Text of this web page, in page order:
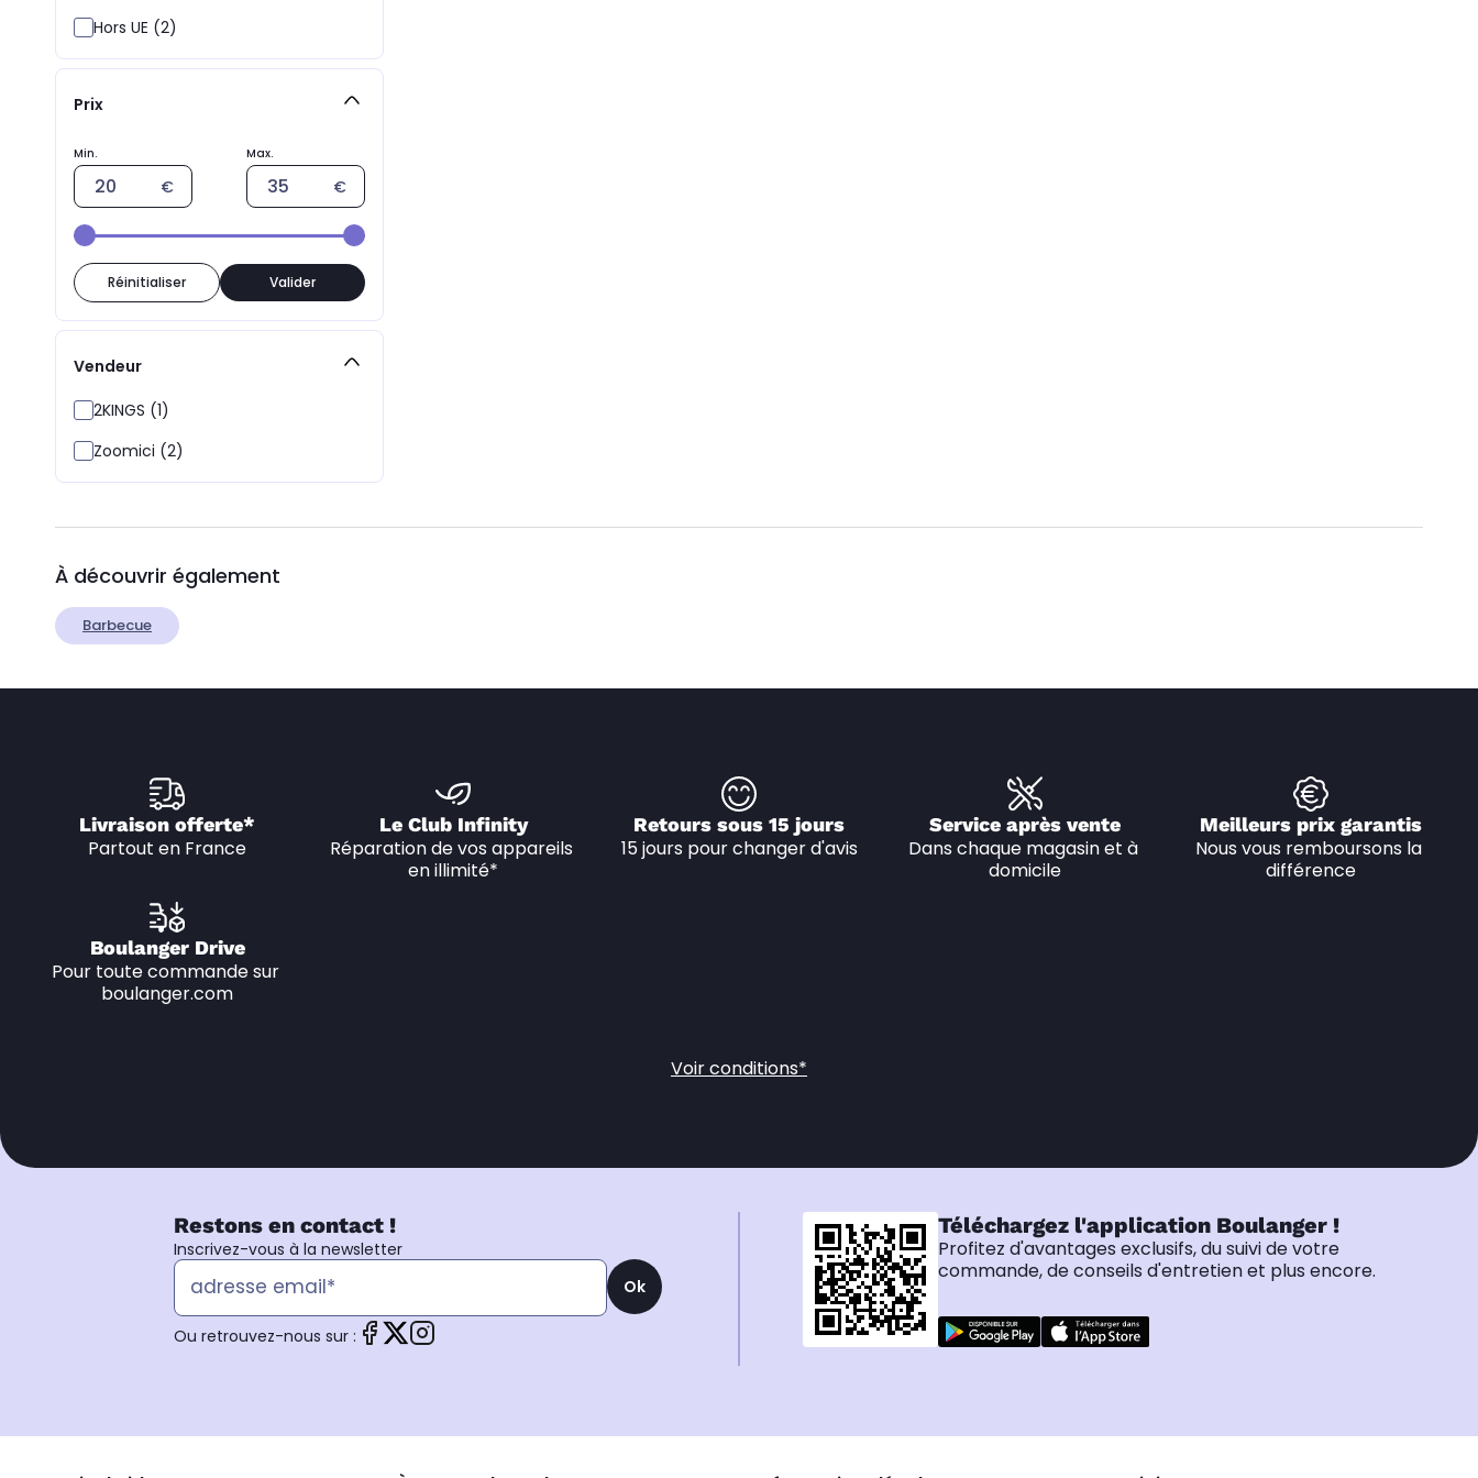
Hors UE (2)
Prix
Réinitialiser Valider
Vendeur
2KINGS (1)
Zoomici (2)
À découvrir également
Barbecue
Livraison offerte*
Partout en France
Le Club Infinity
Réparation de vos appareils
en illimité*
Retours sous 15 jours
15 jours pour changer d'avis
Service après vente
Dans chaque magasin et à
domicile
Meilleurs prix garantis
Nous vous remboursons la
différence
Boulanger Drive
Pour toute commande sur
boulanger.com
Voir conditions*
Restons en contact !
Inscrivez-vous à la newsletter
Ok
Ou retrouvez-nous sur :
Téléchargez l'application Boulanger !
Profitez d'avantages exclusifs, du suivi de votre
commande, de conseils d'entretien et plus encore.